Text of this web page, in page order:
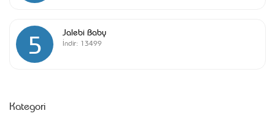
5 Jalebi Baby
İndir: 13499
Kategori